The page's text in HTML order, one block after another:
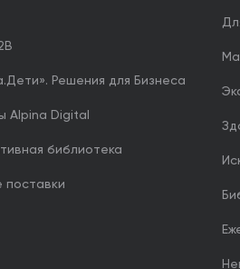
Решения для Бизнеса
Alpina Digital
библиотека
поставки